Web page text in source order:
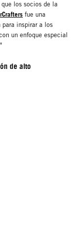
los socios de la
fue una
inspirar a los
un enfoque especial
de alto